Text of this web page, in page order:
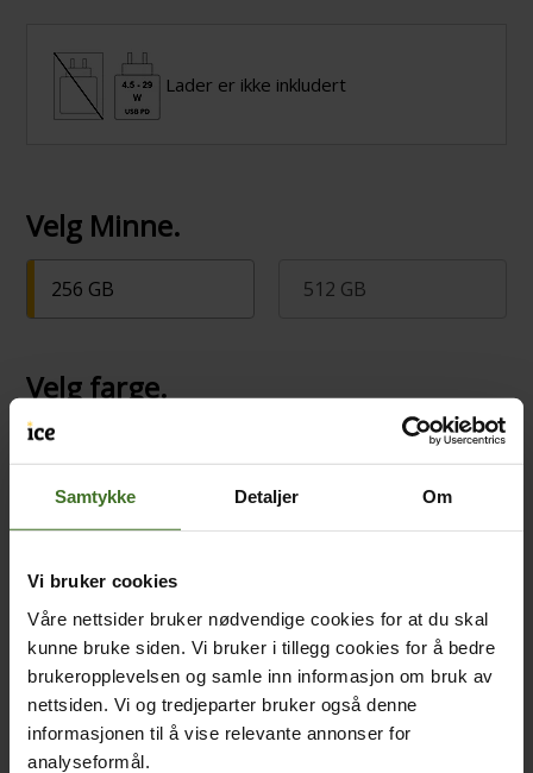
Samtykke Detaljer Om
Vi bruker cookies
Våre nettsider bruker nødvendige cookies for at du skal
kunne bruke siden. Vi bruker i tillegg cookies for å bedre
brukeropplevelsen og samle inn informasjon om bruk av
nettsiden. Vi og tredjeparter bruker også denne
informasjonen til å vise relevante annonser for
analyseformål.
Lader er ikke inkludert
Velg Minne.
256 GB 512 GB
Velg farge.
Valgt farge.: Hvit
Sett opp tilbehør til mobiltelefonen
Kjøp mobildeksel
Ingen produkter er valgt
+ Legg til